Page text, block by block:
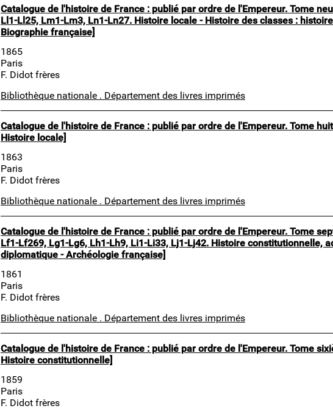
Catalogue de l'histoire de France : publié par ordre de l'Empereur. Tome
Ll1-Ll25, Lm1-Lm3, Ln1-Ln27. Histoire locale - Histoire des classes :
Biographie française]
1865
Paris
F. Didot frères
Bibliothèque nationale . Département des livres imprimés
Catalogue de l'histoire de France : publié par ordre de l'Empereur. Tome
Histoire locale]
1863
Paris
F. Didot frères
Bibliothèque nationale . Département des livres imprimés
Catalogue de l'histoire de France : publié par ordre de l'Empereur. Tome
Lf1-Lf269, Lg1-Lg6, Lh1-Lh9, Li1-Li33, Lj1-Lj42. Histoire constitutionnelle,
diplomatique - Archéologie française]
1861
Paris
F. Didot frères
Bibliothèque nationale . Département des livres imprimés
Catalogue de l'histoire de France : publié par ordre de l'Empereur. Tome
Histoire constitutionnelle]
1859
Paris
F. Didot frères